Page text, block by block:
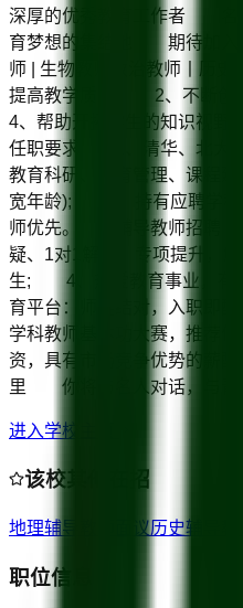
深厚的优秀教育工作者
育梦想的集结地 期待加
师 | 生物教师政治教师丨历
提高教学质量; 2、不断创
4、帮助开拓学生的知识视
任职要求 1、清华、北大、
教育科研、德育管理、课程
宽年龄); 6、持有应聘学科
师优先。 辅导教师招聘
疑、1对1解惑、专项提升
生; 4、热爱教育事业，有
育平台：师徒结对，入职即
学科教师基本功大赛，推
资，具有市场竞争优势的
里 你将与名人对话，与青
进入学校主页
该校其他在招
地理辅导教师 面议历史辅导教
职位信息